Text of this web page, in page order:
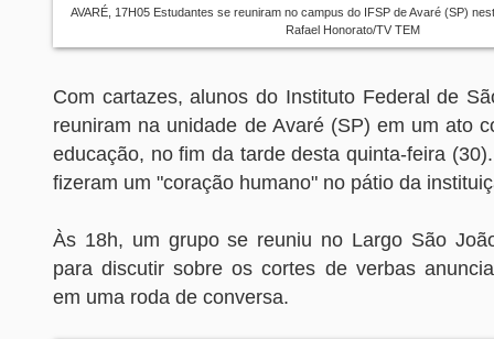
AVARÉ, 17H05 Estudantes se reuniram no campus do IFSP de Avaré (SP)
Rafael Honorato/TV TEM
Com cartazes, alunos do Instituto Federal de
reuniram na unidade de Avaré (SP) em um ato
educação, no fim da tarde desta quinta-feira
fizeram um "coração humano" no pátio da
Às 18h, um grupo se reuniu no Largo São
para discutir sobre os cortes de verbas
em uma roda de conversa.